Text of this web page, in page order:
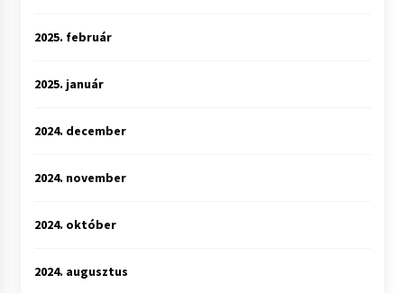
2025. február
2025. január
2024. december
2024. november
2024. október
2024. augusztus